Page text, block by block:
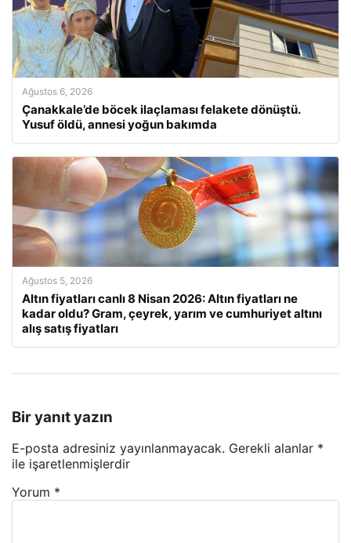
Ağustos 6, 2026
Çanakkale’de böcek ilaçlaması felakete dönüştü.
Yusuf öldü, annesi yoğun bakımda
Ağustos 5, 2026
Altın fiyatları canlı 8 Nisan 2026: Altın fiyatları ne
kadar oldu? Gram, çeyrek, yarım ve cumhuriyet altını
alış satış fiyatları
Bir yanıt yazın
E-posta adresiniz yayınlanmayacak. Gerekli alanlar *
ile işaretlenmişlerdir
Yorum *